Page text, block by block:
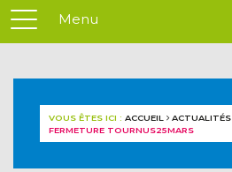
Menu
VOUS ÊTES ICI : ACCUEIL
ACTUALITÉS
FERMETURE TOURNUS25MARS